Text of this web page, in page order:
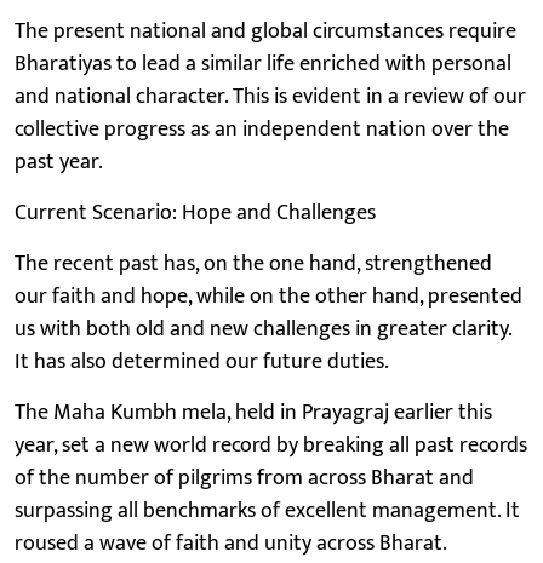
The present national and global circumstances require
Bharatiyas to lead a similar life enriched with personal
and national character. This is evident in a review of our
collective progress as an independent nation over the
past year.
Current Scenario: Hope and Challenges
The recent past has, on the one hand, strengthened
our faith and hope, while on the other hand, presented
us with both old and new challenges in greater clarity.
It has also determined our future duties.
The Maha Kumbh mela, held in Prayagraj earlier this
year, set a new world record by breaking all past records
of the number of pilgrims from across Bharat and
surpassing all benchmarks of excellent management. It
roused a wave of faith and unity across Bharat.